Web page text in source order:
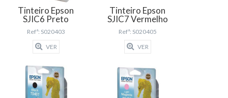
Tinteiro Epson
SJIC6 Preto
Refª: S020403
VER
Tinteiro Epson
SJIC7 Vermelho
Refª: S020405
VER